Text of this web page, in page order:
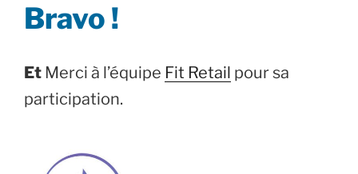
Bravo !
Et Merci à l’équipe Fit Retail pour sa
participation.